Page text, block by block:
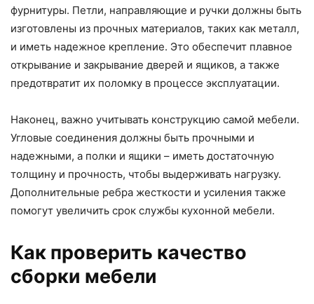
фурнитуры. Петли, направляющие и ручки должны быть
изготовлены из прочных материалов, таких как металл,
и иметь надежное крепление. Это обеспечит плавное
открывание и закрывание дверей и ящиков, а также
предотвратит их поломку в процессе эксплуатации.
Наконец, важно учитывать конструкцию самой мебели.
Угловые соединения должны быть прочными и
надежными, а полки и ящики – иметь достаточную
толщину и прочность, чтобы выдерживать нагрузку.
Дополнительные ребра жесткости и усиления также
помогут увеличить срок службы кухонной мебели.
Как проверить качество
сборки мебели